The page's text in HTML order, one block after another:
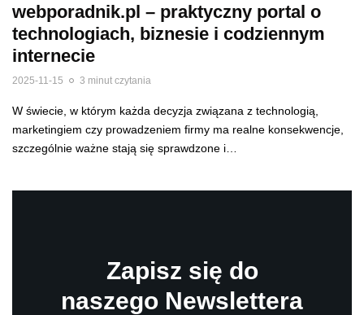
webporadnik.pl – praktyczny portal o
technologiach, biznesie i codziennym
internecie
2025-11-15 3 minut czytania
W świecie, w którym każda decyzja związana z technologią,
marketingiem czy prowadzeniem firmy ma realne konsekwencje,
szczególnie ważne stają się sprawdzone i…
Zapisz się do
naszego Newslettera